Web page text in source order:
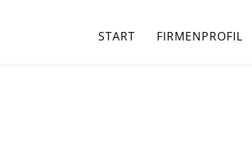
START FIRMENPROFIL